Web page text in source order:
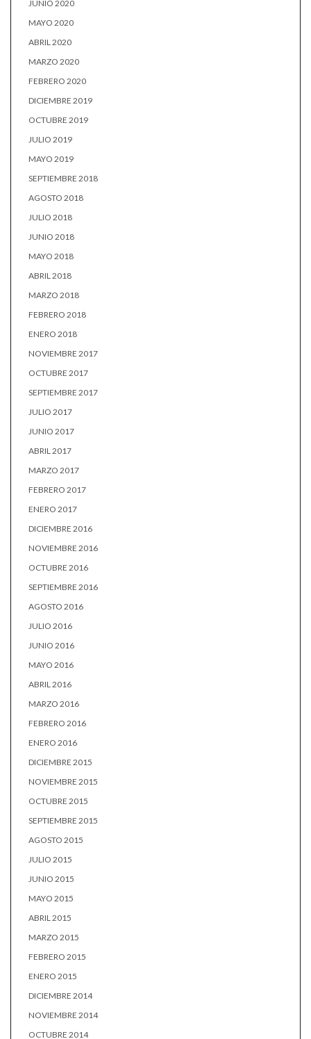
JUNIO 2020
MAYO 2020
ABRIL 2020
MARZO 2020
FEBRERO 2020
DICIEMBRE 2019
OCTUBRE 2019
JULIO 2019
MAYO 2019
SEPTIEMBRE 2018
AGOSTO 2018
JULIO 2018
JUNIO 2018
MAYO 2018
ABRIL 2018
MARZO 2018
FEBRERO 2018
ENERO 2018
NOVIEMBRE 2017
OCTUBRE 2017
SEPTIEMBRE 2017
JULIO 2017
JUNIO 2017
ABRIL 2017
MARZO 2017
FEBRERO 2017
ENERO 2017
DICIEMBRE 2016
NOVIEMBRE 2016
OCTUBRE 2016
SEPTIEMBRE 2016
AGOSTO 2016
JULIO 2016
JUNIO 2016
MAYO 2016
ABRIL 2016
MARZO 2016
FEBRERO 2016
ENERO 2016
DICIEMBRE 2015
NOVIEMBRE 2015
OCTUBRE 2015
SEPTIEMBRE 2015
AGOSTO 2015
JULIO 2015
JUNIO 2015
MAYO 2015
ABRIL 2015
MARZO 2015
FEBRERO 2015
ENERO 2015
DICIEMBRE 2014
NOVIEMBRE 2014
OCTUBRE 2014